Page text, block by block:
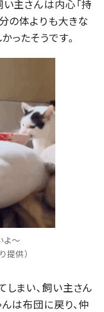
主さんは内心「持
の体よりも大きな
たそうです。
よ～
提供）
まい、飼い主さん
は布団に戻り、仲